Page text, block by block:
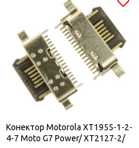
Конектор Motorola XT1955-1-2-
4-7 Moto G7 Power/ XT2127-2/